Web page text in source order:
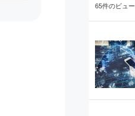
65件のビュー